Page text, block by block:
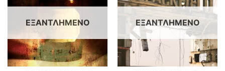
επιθυμιών
ΕΞΑΝΤΛΗΜΈΝΟ
επιθυμιών
ΕΞΑΝΤΛΗΜΈΝΟ